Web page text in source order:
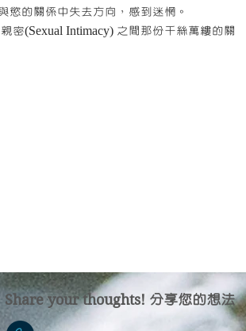
慾的關係中失去方向，感到迷惘。
密(Sexual Intimacy) 之間那份千絲萬縷的關
Share your thoughts! 分享您的想法